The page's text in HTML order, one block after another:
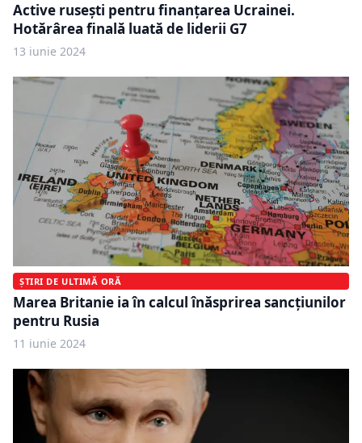
Active rusești pentru finanțarea Ucrainei.
Hotărârea finală luată de liderii G7
13 iunie 2024
ȘTIRI DE ULTIMĂ ORĂ
Marea Britanie ia în calcul înăsprirea sancțiunilor
pentru Rusia
11 iunie 2024